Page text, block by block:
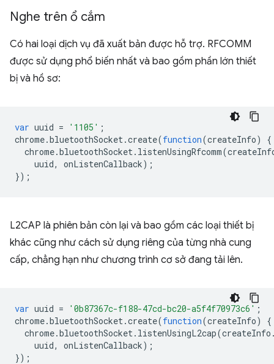
Nghe trên ổ cắm
Có hai loại dịch vụ đã xuất bản được hỗ trợ. RFCOMM
được sử dụng phổ biến nhất và bao gồm phần lớn thiết
bị và hồ sơ:
var uuid = '1105' ;
chrome.bluetoothSocket.create(function(createInfo)
{
chrome.bluetoothSocket. listenUsingRfcomm(
uuid, onListenCallback);
});
L2CAP là phiên bản còn lại và bao gồm các loại thiết bị
khác cũng như cách sử dụng riêng của từng nhà cung
cấp, chẳng hạn như chương trình cơ sở đang tải lên.
var uuid = '0b87367c-f188-47cd-bc20-a5f4f70973c6' ;
chrome.bluetoothSocket.create(function(createInfo)
{
chrome.bluetoothSocket. listenUsingL2cap(createInfo
uuid, onListenCallback);
});